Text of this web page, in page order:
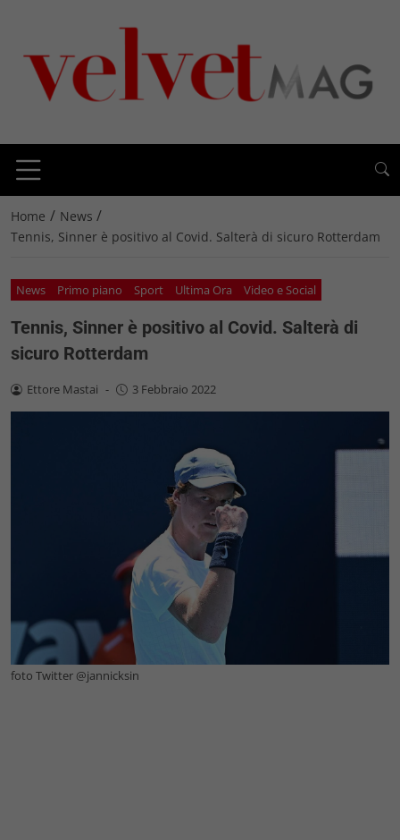
Home / News /
Tennis, Sinner è positivo al Covid. Salterà di sicuro Rotterdam
News Primo piano Sport Ultima Ora Video e Social
Tennis, Sinner è positivo al Covid. Salterà di
sicuro Rotterdam
Ettore Mastai - 3 Febbraio 2022
foto Twitter @jannicksin